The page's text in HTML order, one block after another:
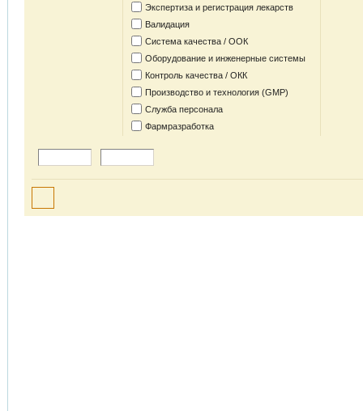
Экспертиза и регистрация лекарств
Валидация
Система качества / ООК
Оборудование и инженерные системы
Контроль качества / ОКК
Производство и технология (GMP)
Служба персонала
Фармразработка